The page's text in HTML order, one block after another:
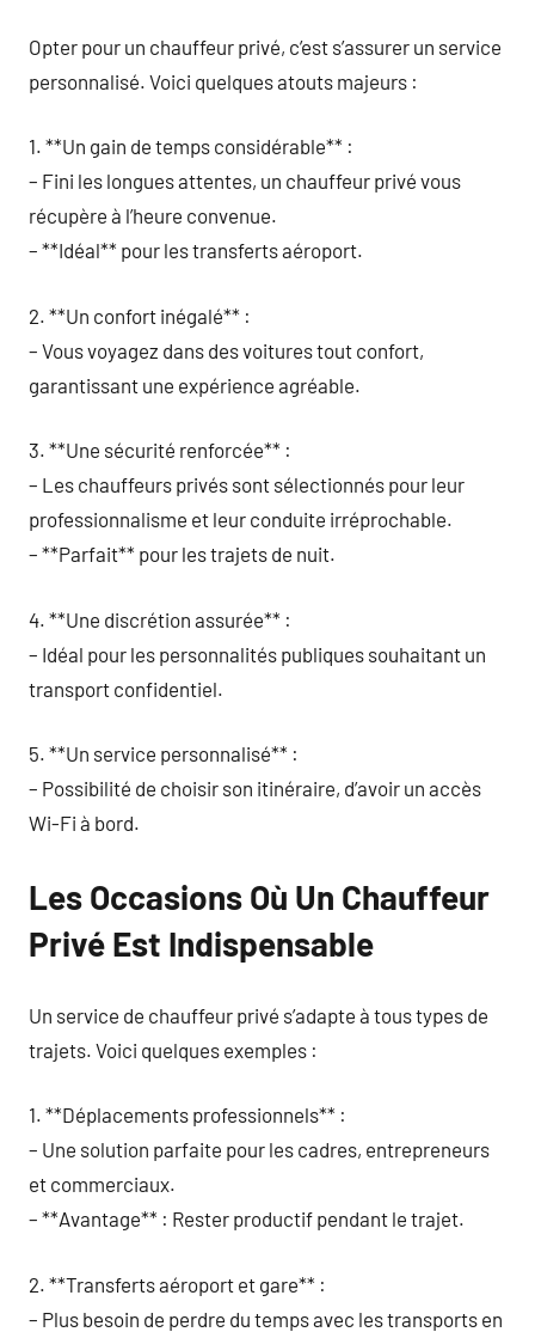
Opter pour un chauffeur privé, c’est s’assurer un service
personnalisé. Voici quelques atouts majeurs :
1. **Un gain de temps considérable** :
– Fini les longues attentes, un chauffeur privé vous
récupère à l’heure convenue.
– **Idéal** pour les transferts aéroport.
2. **Un confort inégalé** :
– Vous voyagez dans des voitures tout confort,
garantissant une expérience agréable.
3. **Une sécurité renforcée** :
– Les chauffeurs privés sont sélectionnés pour leur
professionnalisme et leur conduite irréprochable.
– **Parfait** pour les trajets de nuit.
4. **Une discrétion assurée** :
– Idéal pour les personnalités publiques souhaitant un
transport confidentiel.
5. **Un service personnalisé** :
– Possibilité de choisir son itinéraire, d’avoir un accès
Wi-Fi à bord.
Les Occasions Où Un Chauffeur
Privé Est Indispensable
Un service de chauffeur privé s’adapte à tous types de
trajets. Voici quelques exemples :
1. **Déplacements professionnels** :
– Une solution parfaite pour les cadres, entrepreneurs
et commerciaux.
– **Avantage** : Rester productif pendant le trajet.
2. **Transferts aéroport et gare** :
– Plus besoin de perdre du temps avec les transports en